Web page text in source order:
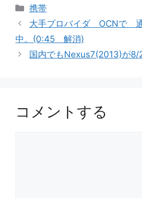
カ
テ
リ
ー
携帯
大手プロバイダ OCNで
中。(0:45 解消)
国内でもNexus7(2013)が8/
コメントする